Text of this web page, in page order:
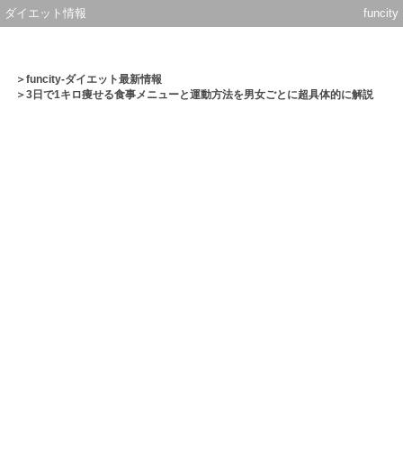
ダイエット情報 funcity
＞funcity-ダイエット最新情報
＞3日で1キロ痩せる食事メニューと運動方法を男女ごとに超具体的に解説